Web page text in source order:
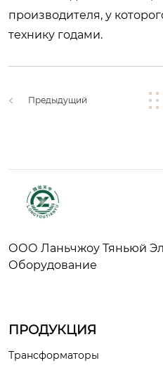
производителя, у
технику годами.
Предыдущий
ООО Ланьчжоу Тяньюй
Оборудование
ПРОДУКЦИЯ
Трансформаторы